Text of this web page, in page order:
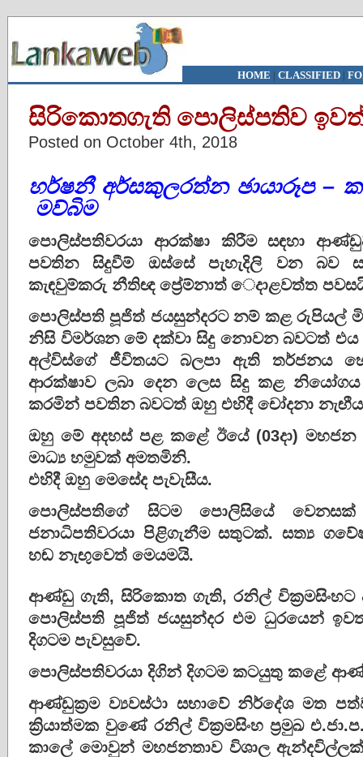
HOME | CLASSIFIED|
සිරිකොතගැති පොලිස්පතිව
Posted on October 4th, 2018
හර්ෂනී අර්සකුලරත්න ඡායාරූප –
මව්බිම
පොලිස්පතිවරයා ආරක්ෂා කිරීම සඳහා
පවතින සිදුවීම් ඔස්සේ පැහැදිලි වන බව
කැඳවුම්කරු නීතිඥ ප්‍රේම්නාත් ‍ෙදාළවත්ත
පොලිස්පති පූජිත් ජයසුන්දරට නම් කළ රුපියල්
නිසි විමර්ශන මේ දක්වා සිදු නොවන බවටත්
අල්විස්ගේ ජීවිතයට බලපා ඇති තර්ජනය
ආරක්ෂාව ලබා දෙන ලෙස සිදු කළ
කරමින් පවතින බවටත් ඔහු එහිදී චෝදනා
ඔහු මේ අදහස් පළ කළේ ඊයේ (03දා)
මාධ්‍ය හමුවක් අමතමිනි.
එහිදී ඔහු මෙසේද පැවැසීය.
පොලිස්පතිගේ සිටම පොලිසියේ
ජනාධිපතිවරයා පිළිගැනීම සතුටක්. සත්‍ය
හඬ නැඟුවෙත් මෙයමයි.
ආණ්ඩු ගැති, සිරිකොත ගැති, රනිල්
පොලිස්පති පූජිත් ජයසුන්දර එම ධුරයෙන්
දිගටම පැවසුවේ.
පොලිස්පතිවරයා දිගින් දිගටම කටයුතු කළේ
ආණ්ඩුක්‍රම ව්‍යවස්ථා සභාවේ නිර්දේශ මත
ක්‍රියාත්මක වුණේ රනිල් වික්‍රමසිංහ ප්‍රමුඛ
කාලේ මොවුන් මහජනතාව විශාල